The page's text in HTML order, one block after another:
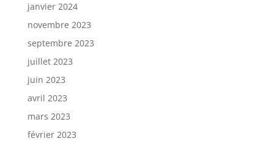
janvier 2024
novembre 2023
septembre 2023
juillet 2023
juin 2023
avril 2023
mars 2023
février 2023